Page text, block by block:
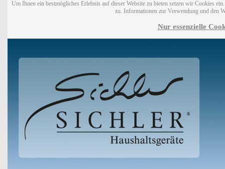
Um Ihnen ein bestmögliches Erlebnis auf dieser Website zu bieten setzen wir Cookies
zu. Informationen zur Verwendung und den
Nur essenzielle